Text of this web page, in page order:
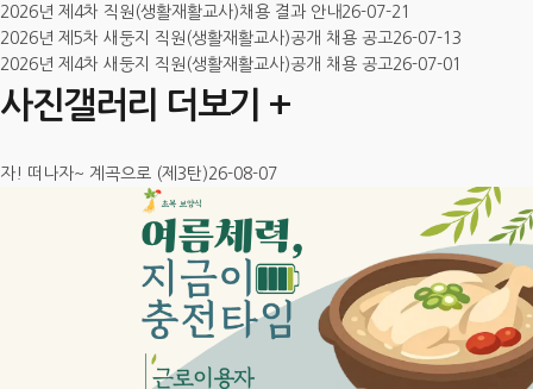
2026년 제4차 직원(생활재활교사)채용 결과 안내26-07-21
2026년 제5차 새둥지 직원(생활재활교사)공개 채용 공고26-07-13
2026년 제4차 새둥지 직원(생활재활교사)공개 채용 공고26-07-01
사진갤러리 더보기 +
자! 떠나자~ 계곡으로 (제3탄)26-08-07